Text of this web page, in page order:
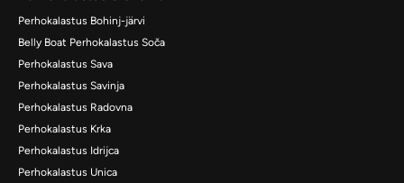
Perhokalastus Bohinj-järvi
Belly Boat Perhokalastus Soča
Perhokalastus Sava
Perhokalastus Savinja
Perhokalastus Radovna
Perhokalastus Krka
Perhokalastus Idrijca
Perhokalastus Unica